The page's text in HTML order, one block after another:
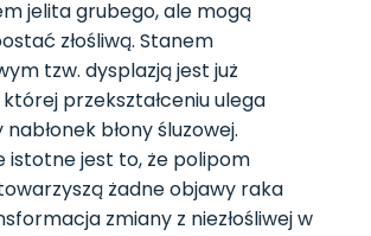
jelita grubego, ale mogą
złośliwą. Stanem
tzw. dysplazją jest już
przekształceniu ulega
błony śluzowej.
istotne jest to, że polipom
żadne objawy raka
zmiany z niezłośliwej w